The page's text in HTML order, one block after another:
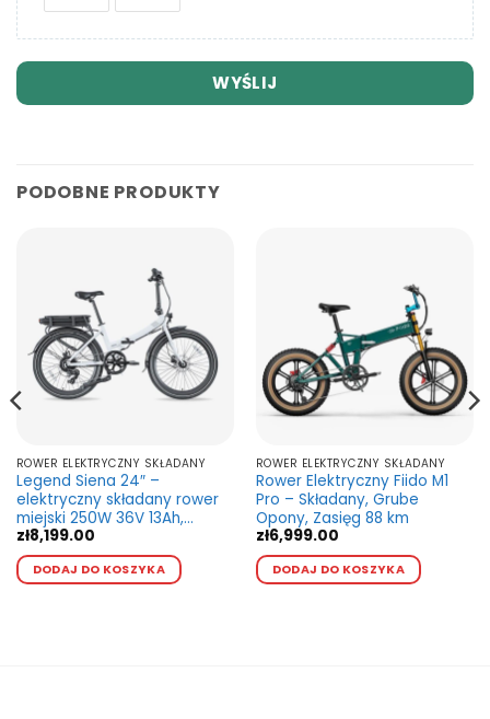
WYŚLIJ
PODOBNE PRODUKTY
ROWER ELEKTRYCZNY SKŁADANY
Legend Siena 24″ –
elektryczny składany rower
miejski 250W 36V 13Ah,
zasięg do 90 km
zł8,199.00
DODAJ DO KOSZYKA
ROWER ELEKTRYCZNY SKŁADANY
Rower Elektryczny Fiido M1
Pro – Składany, Grube
Opony, Zasięg 88 km
zł6,999.00
DODAJ DO KOSZYKA